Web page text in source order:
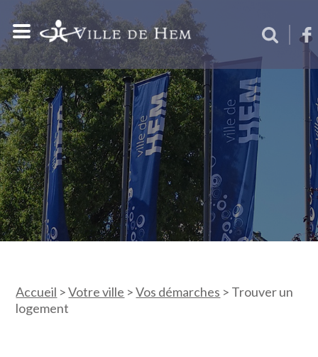
Accueil >Votre ville >Vos démarches > Trouver un
logement